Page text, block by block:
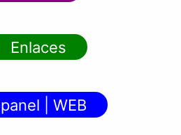
Enlaces
| WEB